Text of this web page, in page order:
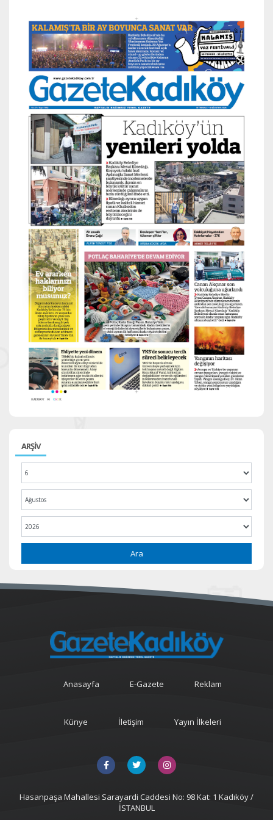
ARŞİV
Ara
Anasayfa E-Gazete Reklam
Künye İletişim Yayın İlkeleri
Hasanpaşa Mahallesi Sarayardi Caddesi No: 98 Kat: 1 Kadıköy /
İSTANBUL